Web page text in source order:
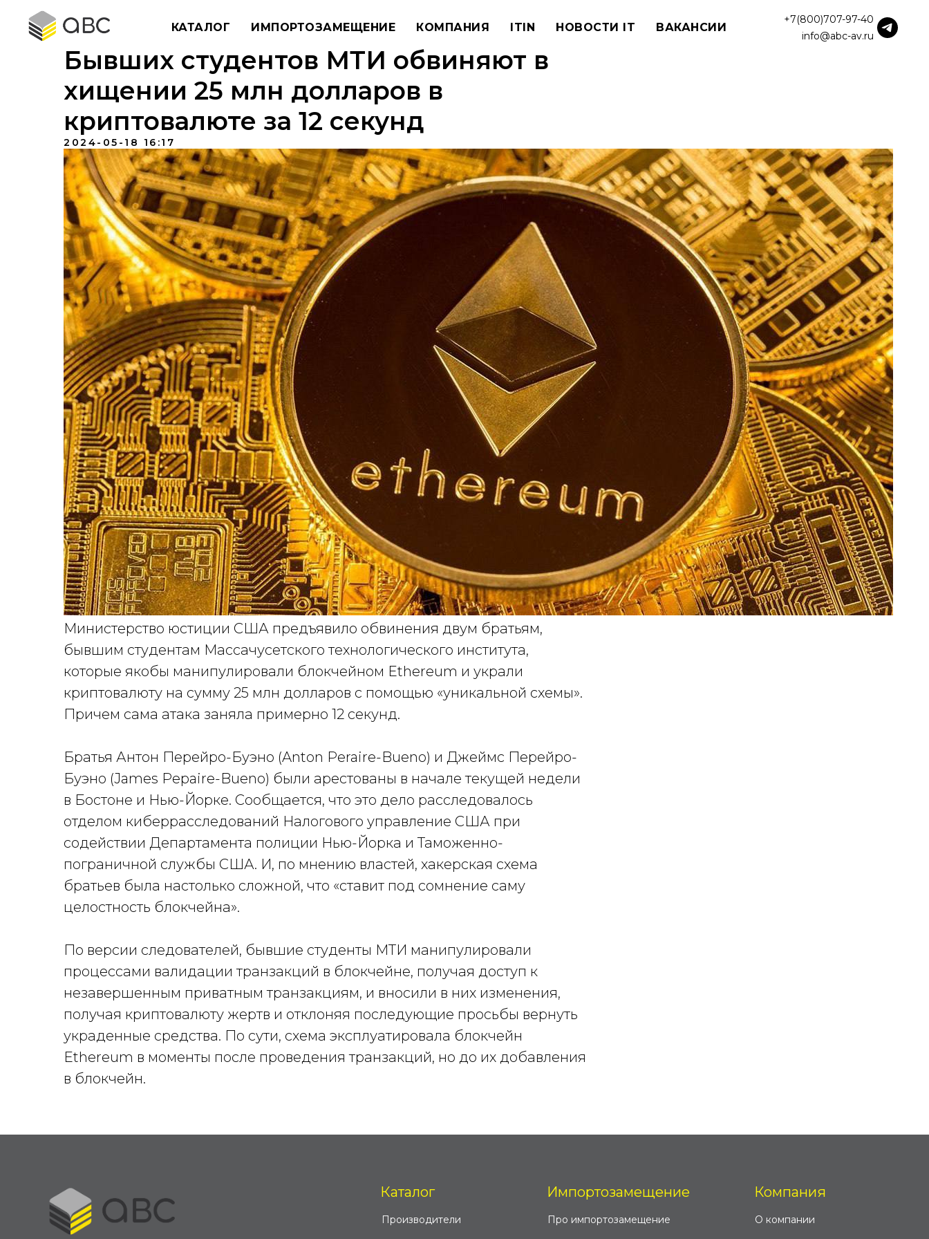
КАТАЛОГ ИМПОРТОЗАМЕЩЕНИЕ КОМПАНИЯ ITIN НОВОСТИ IT ВАКАНСИИ
+7(800)707-97-40
info@abc-av.ru
Бывших студентов МТИ обвиняют в
хищении 25 млн долларов в
криптовалюте за 12 секунд
2024-05-18 16:17
Министерство юстиции США предъявило обвинения двум братьям,
бывшим студентам Массачусетского технологического института,
которые якобы манипулировали блокчейном Ethereum и украли
криптовалюту на сумму 25 млн долларов с помощью «уникальной схемы».
Причем сама атака заняла примерно 12 секунд.
Братья Антон Перейро-Буэно (Anton Peraire-Bueno) и Джеймс Перейро-
Буэно (James Pepaire-Bueno) были арестованы в начале текущей недели
в Бостоне и Нью-Йорке. Сообщается, что это дело расследовалось
отделом киберрасследований Налогового управление США при
содействии Департамента полиции Нью-Йорка и Таможенно-
пограничной службы США. И, по мнению властей, хакерская схема
братьев была настолько сложной, что «ставит под сомнение саму
целостность блокчейна».
По версии следователей, бывшие студенты МТИ манипулировали
процессами валидации транзакций в блокчейне, получая доступ к
незавершенным приватным транзакциям, и вносили в них изменения,
получая криптовалюту жертв и отклоняя последующие просьбы вернуть
украденные средства. По сути, схема эксплуатировала блокчейн
Ethereum в моменты после проведения транзакций, но до их добавления
в блокчейн.
Производители
Каталог
Про импортозамещение
Импортозамещение
О компании
Компания